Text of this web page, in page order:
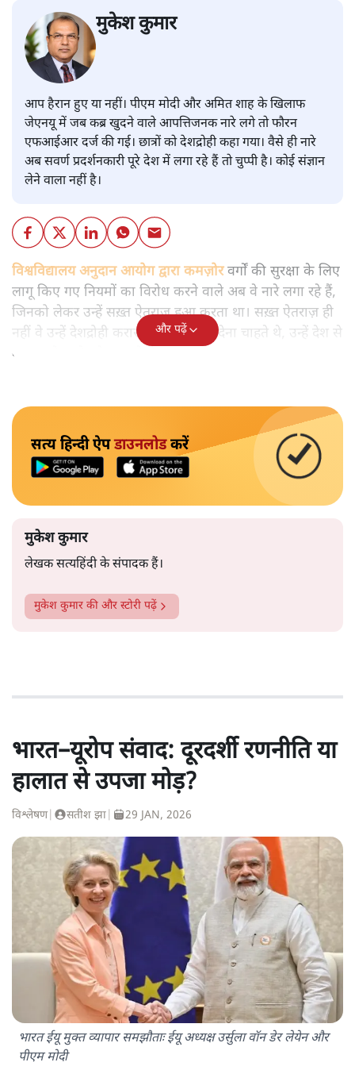
मुकेश कुमार
आप हैरान हुए या नहीं। पीएम मोदी और अमित शाह के खिलाफ
जेएनयू में जब कब्र खुदने वाले आपत्तिजनक नारे लगे तो फौरन
एफआईआर दर्ज की गई। छात्रों को देशद्रोही कहा गया। वैसे ही नारे
अब सवर्ण प्रदर्शनकारी पूरे देश में लगा रहे हैं तो चुप्पी है। कोई संज्ञान
लेने वाला नहीं है।
विश्वविद्यालय अनुदान आयोग द्वारा कमज़ोरवर्गों की सुरक्षा के लिए
लागू किए गए नियमों का विरोध करने वाले अब वे नारे लगा रहे हैं,
जिनको लेकर उन्हें सख़्त ऐतराज़ हुआ करता था। सख़्त ऐतराज़ ही
नहीं वे उन्हें देशद्रोही करार देकर जेल भेज देना चाहते थे, उन्हें देश से
बाहर चले जाने को कह रहे थे।
और पढ़ें
सत्य हिन्दी ऐपडाउनलोडकरें
मुकेश कुमार
लेखक सत्यहिंदी के संपादक हैं।
मुकेश कुमार की और स्टोरी पढ़ें
भारत–यूरोप संवाद: दूरदर्शी रणनीति या
हालात से उपजा मोड़?
विश्लेषण| सतीश झा 29 JAN, 2026
भारत ईयू मुक्त व्यापार समझौताः ईयू अध्यक्ष उर्सुला वॉन डेर लेयेन और
पीएम मोदी